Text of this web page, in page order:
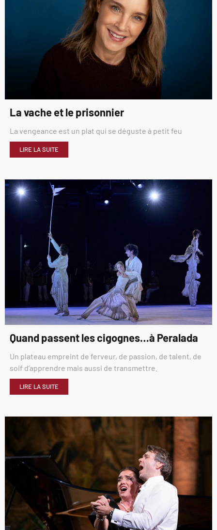
La vache et le prisonnier
La vengeance est un plat qui se déguste à petit feu
LIRE LA SUITE
Quand passent les cigognes…à Peralada
Un plateau empreint de ferveur, de passion, de talent, de
soif d’apprendre mais aussi de transmettre.
LIRE LA SUITE